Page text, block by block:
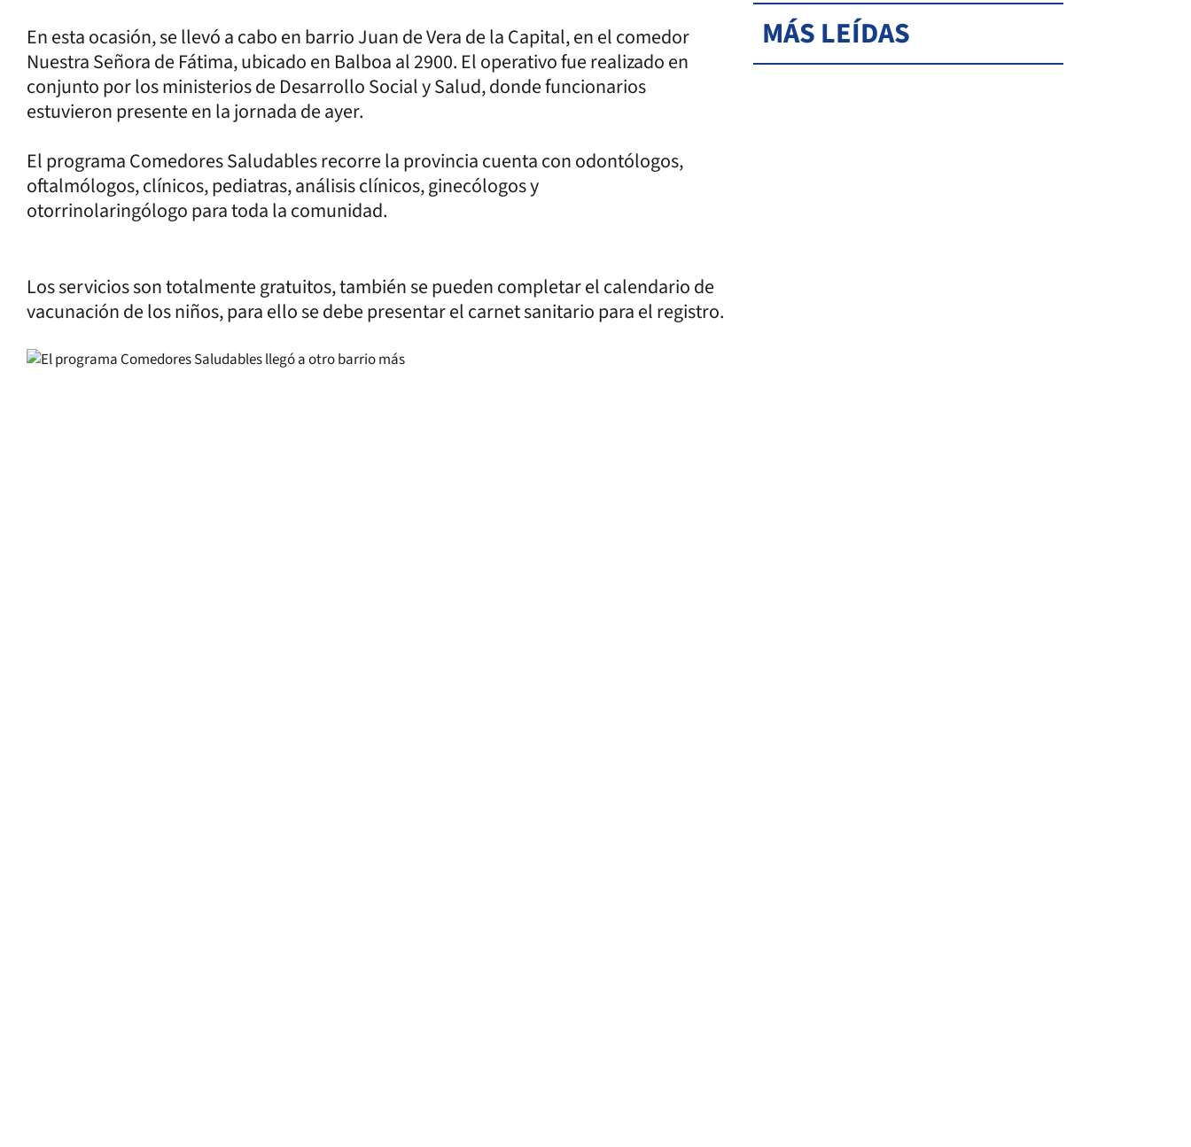
En esta ocasión, se llevó a cabo en barrio Juan de Vera de la Capital, en el comedor
Nuestra Señora de Fátima, ubicado en Balboa al 2900. El operativo fue realizado en
conjunto por los ministerios de Desarrollo Social y Salud, donde funcionarios
estuvieron presente en la jornada de ayer.
El programa Comedores Saludables recorre la provincia cuenta con odontólogos,
oftalmólogos, clínicos, pediatras, análisis clínicos, ginecólogos y
otorrinolaringólogo para toda la comunidad.
Los servicios son totalmente gratuitos, también se pueden completar el calendario de
vacunación de los niños, para ello se debe presentar el carnet sanitario para el registro.
MÁS LEÍDAS